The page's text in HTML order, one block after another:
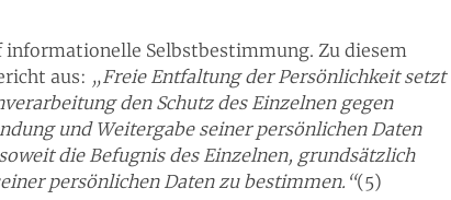
Selbstbestimmung. Zu diesem
aus: „Freie Entfaltung der Persönlichkeit setzt
den Schutz des Einzelnen gegen
und Weitergabe seiner persönlichen Daten
die Befugnis des Einzelnen, grundsätzlich
persönlichen Daten zu bestimmen.“(5)